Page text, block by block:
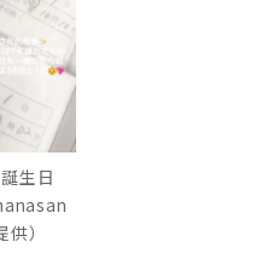
生日
供）